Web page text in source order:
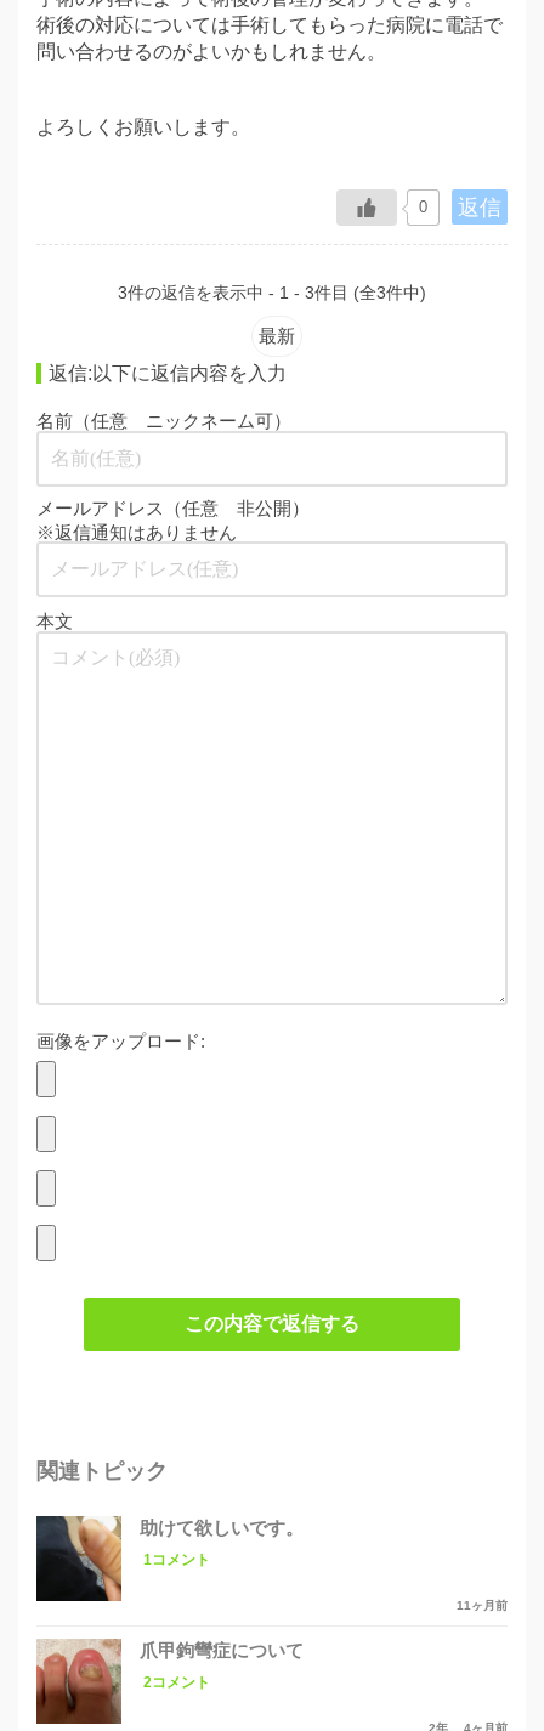
術後の対応については手術してもらった病院に電話で
問い合わせるのがよいかもしれません。
よろしくお願いします。
返信
0
3件の返信を表示中 - 1 - 3件目 (全3件中)
最新
返信:以下に返信内容を入力
名前（任意 ニックネーム可）
メールアドレス（任意 非公開）
※返信通知はありません
本文
画像をアップロード:
この内容で返信する
関連トピック
助けて欲しいです。
1コメント
11ヶ月前
爪甲鉤彎症について
2コメント
2年、 4ヶ月前